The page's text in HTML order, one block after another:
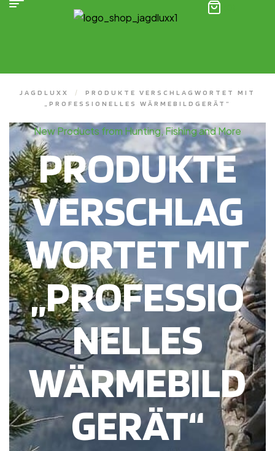
JAGDLUXX /
PRODUKTE VERSCHLAGWORTET MIT
„PROFESSIONELLES WÄRMEBILDGERÄT“
New Products from Hunting, Fishing and More
PRODUKTE
VERSCHLAG
WORTET MIT
„PROFESSIO
NELLES
WÄRMEBILD
GERÄT“